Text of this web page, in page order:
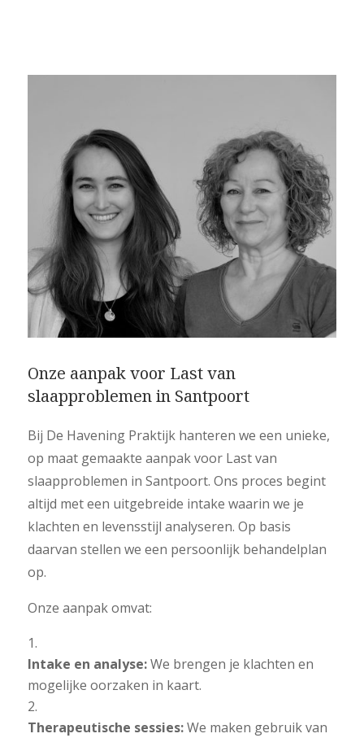
Onze aanpak voor Last van
slaapproblemen in Santpoort
Bij De Havening Praktijk hanteren we een unieke,
op maat gemaakte aanpak voor Last van
slaapproblemen in Santpoort. Ons proces begint
altijd met een uitgebreide intake waarin we je
klachten en levensstijl analyseren. Op basis
daarvan stellen we een persoonlijk behandelplan
op.
Onze aanpak omvat:
Intake en analyse:We brengen je klachten en
mogelijke oorzaken in kaart.
Therapeutische sessies:We maken gebruik van